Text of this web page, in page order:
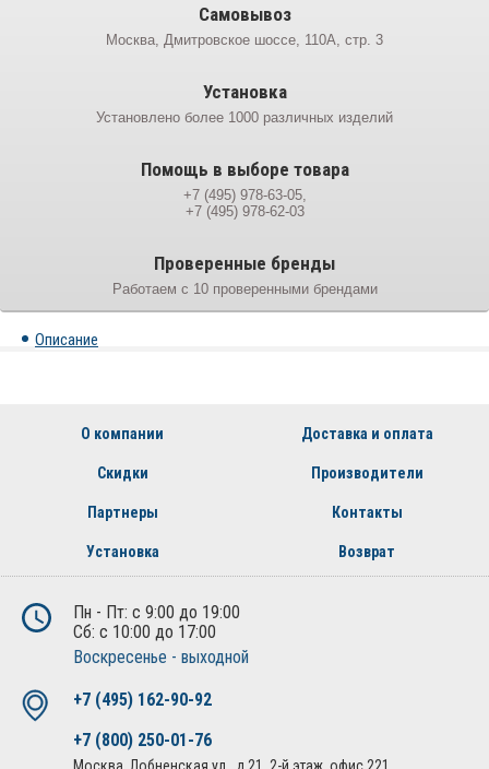
Самовывоз
Москва, Дмитровское шоссе, 110А, стр. 3
Установка
Установлено более 1000 различных изделий
Помощь в выборе товара
+7 (495) 978-63-05,
+7 (495) 978-62-03
Проверенные бренды
Работаем с 10 проверенными брендами
Описание
О компании Доставка и оплата
Скидки Производители
Партнеры Контакты
Установка Возврат
Пн - Пт: с 9:00 до 19:00
Сб: с 10:00 до 17:00
Воскресенье - выходной
+7 (495) 162-90-92
+7 (800) 250-01-76